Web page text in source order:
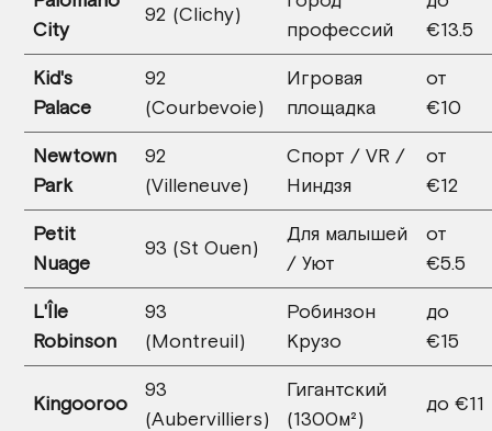
City
92 (Clichy)
профессий
€13.5
Kid's
Palace
92
(Courbevoie)
Игровая
площадка
от
€10
Newtown
Park
92
(Villeneuve)
Спорт / VR /
Ниндзя
от
€12
Petit
Nuage
93 (St Ouen)
Для малышей
/ Уют
от
€5.5
L'Île
Robinson
93
(Montreuil)
Робинзон
Крузо
до
€15
Kingooroo
93
(Aubervilliers)
Гигантский
(1300м²)
до €11